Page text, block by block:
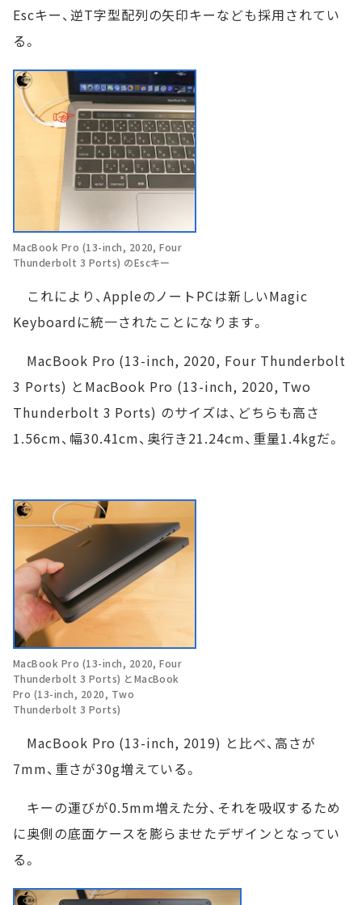
Escキー、逆T字型配列の矢印キーなども採用されてい
る。
MacBook Pro (13-inch, 2020, Four
Thunderbolt 3 Ports) のEscキー
これにより、AppleのノートPCは新しいMagic
Keyboardに統一されたことになります。
MacBook Pro (13-inch, 2020, Four Thunderbolt
3 Ports) とMacBook Pro (13-inch, 2020, Two
Thunderbolt 3 Ports) のサイズは、どちらも高さ
1.56cm、幅30.41cm、奥行き21.24cm、重量1.4kgだ。
MacBook Pro (13-inch, 2020, Four
Thunderbolt 3 Ports) とMacBook
Pro (13-inch, 2020, Two
Thunderbolt 3 Ports)
MacBook Pro (13-inch, 2019) と比べ、高さが
7mm、重さが30g増えている。
キーの運びが0.5mm増えた分、それを吸収するため
に奥側の底面ケースを膨らませたデザインとなってい
る。